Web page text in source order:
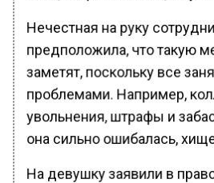
Нечестная на руку
предположила, что такую
заметят, поскольку все
проблемами. Например,
увольнения, штрафы и
она сильно ошибалась,
На девушку заявили в